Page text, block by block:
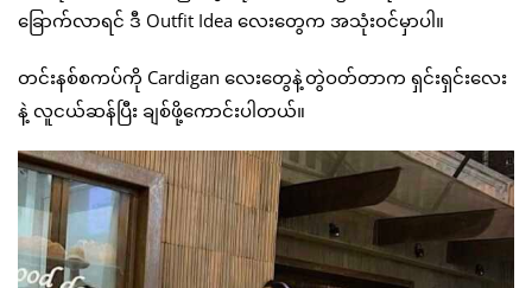
ခြောက်လာရင် ဒီ Outfit Idea လေးတွေက အသုံးဝင်မှာပါ။
တင်းနစ်စကပ်ကို Cardigan လေးတွေနဲ့တွဲဝတ်တာက ရှင်းရှင်းလေး
နဲ့ လူငယ်ဆန်ပြီး ချစ်ဖို့ကောင်းပါတယ်။